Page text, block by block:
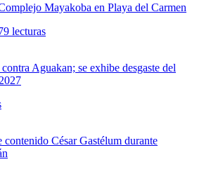
Mayakoba en Playa del Carmen
lecturas
Aguakan; se exhibe desgaste del
contenido César Gastélum durante